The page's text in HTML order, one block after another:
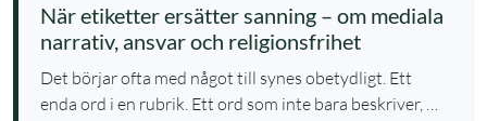
När etiketter ersätter sanning – om mediala
narrativ, ansvar och religionsfrihet
Det börjar ofta med något till synes obetydligt. Ett
enda ord i en rubrik. Ett ord som inte bara beskriver, …